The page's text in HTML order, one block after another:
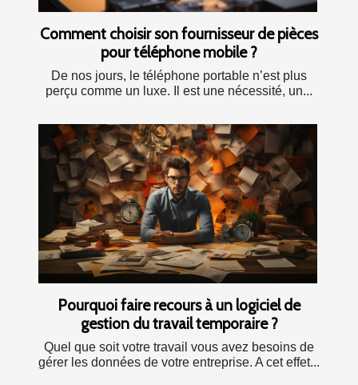
Comment choisir son fournisseur de pièces
pour téléphone mobile ?
De nos jours, le téléphone portable n’est plus
perçu comme un luxe. Il est une nécessité, un...
Pourquoi faire recours à un logiciel de
gestion du travail temporaire ?
Quel que soit votre travail vous avez besoins de
gérer les données de votre entreprise. A cet effet...